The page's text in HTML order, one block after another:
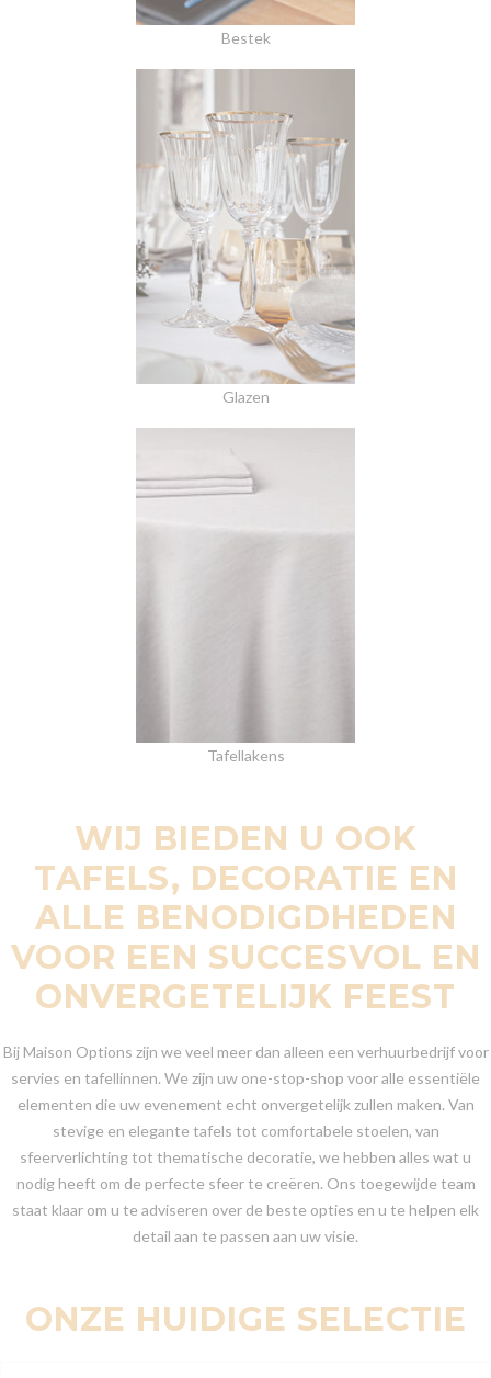
Bestek
Glazen
Tafellakens
WIJ BIEDEN U OOK
TAFELS, DECORATIE EN
ALLE BENODIGDHEDEN
VOOR EEN SUCCESVOL EN
ONVERGETELIJK FEEST
Bij Maison Options zijn we veel meer dan alleen een verhuurbedrijf voor
servies en tafellinnen. We zijn uw one-stop-shop voor alle essentiële
elementen die uw evenement echt onvergetelijk zullen maken. Van
stevige en elegante tafels tot comfortabele stoelen, van
sfeerverlichting tot thematische decoratie, we hebben alles wat u
nodig heeft om de perfecte sfeer te creëren. Ons toegewijde team
staat klaar om u te adviseren over de beste opties en u te helpen elk
detail aan te passen aan uw visie.
ONZE HUIDIGE SELECTIE